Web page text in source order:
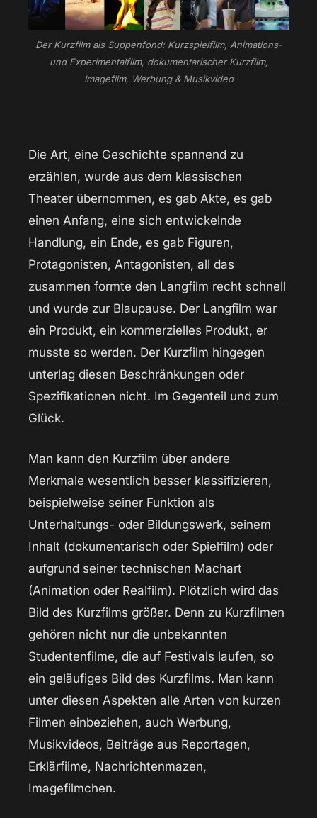
Der Kurzfilm als Suppenfond: Kurzspielfilm, Animations-
und Experimentalfilm, dokumentarischer Kurzfilm,
Imagefilm, Werbung & Musikvideo
Die Art, eine Geschichte spannend zu
erzählen, wurde aus dem klassischen
Theater übernommen, es gab Akte, es gab
einen Anfang, eine sich entwickelnde
Handlung, ein Ende, es gab Figuren,
Protagonisten, Antagonisten, all das
zusammen formte den Langfilm recht schnell
und wurde zur Blaupause. Der Langfilm war
ein Produkt, ein kommerzielles Produkt, er
musste so werden. Der Kurzfilm hingegen
unterlag diesen Beschränkungen oder
Spezifikationen nicht. Im Gegenteil und zum
Glück.
Man kann den Kurzfilm über andere
Merkmale wesentlich besser klassifizieren,
beispielweise seiner Funktion als
Unterhaltungs- oder Bildungswerk, seinem
Inhalt (dokumentarisch oder Spielfilm) oder
aufgrund seiner technischen Machart
(Animation oder Realfilm). Plötzlich wird das
Bild des Kurzfilms größer. Denn zu Kurzfilmen
gehören nicht nur die unbekannten
Studentenfilme, die auf Festivals laufen, so
ein geläufiges Bild des Kurzfilms. Man kann
unter diesen Aspekten alle Arten von kurzen
Filmen einbeziehen, auch Werbung,
Musikvideos, Beiträge aus Reportagen,
Erklärfilme, Nachrichtenmazen,
Imagefilmchen.